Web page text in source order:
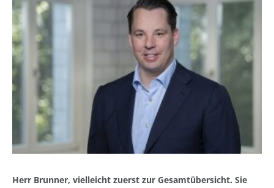
Herr Brunner, vielleicht zuerst zur Gesamtübersicht. Sie